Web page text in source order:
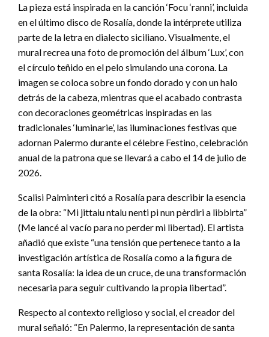
La pieza está inspirada en la canción ‘Focu ‘ranni’, incluida
en el último disco de Rosalía, donde la intérprete utiliza
parte de la letra en dialecto siciliano. Visualmente, el
mural recrea una foto de promoción del álbum ‘Lux’, con
el círculo teñido en el pelo simulando una corona. La
imagen se coloca sobre un fondo dorado y con un halo
detrás de la cabeza, mientras que el acabado contrasta
con decoraciones geométricas inspiradas en las
tradicionales ‘luminarie’, las iluminaciones festivas que
adornan Palermo durante el célebre Festino, celebración
anual de la patrona que se llevará a cabo el 14 de julio de
2026.
Scalisi Palminteri citó a Rosalía para describir la esencia
de la obra: “Mi jittaiu ntalu nenti pi nun pèrdiri a libbirta”
(Me lancé al vacío para no perder mi libertad). El artista
añadió que existe “una tensión que pertenece tanto a la
investigación artística de Rosalía como a la figura de
santa Rosalía: la idea de un cruce, de una transformación
necesaria para seguir cultivando la propia libertad”.
Respecto al contexto religioso y social, el creador del
mural señaló: “En Palermo, la representación de santa